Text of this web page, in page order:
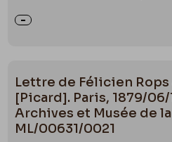
Lettre de Félicien Rops
[Picard]. Paris, 1879/
Archives et Musée de
ML/00631/0021